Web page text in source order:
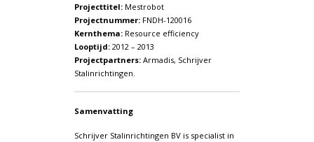
Projecttitel:Mestrobot
Projectnummer:FNDH-120016
Kernthema:Resource efficiency
Looptijd:2012 – 2013
Projectpartners:Armadis, Schrijver
Stalinrichtingen.
Samenvatting
Schrijver Stalinrichtingen BV is specialist in